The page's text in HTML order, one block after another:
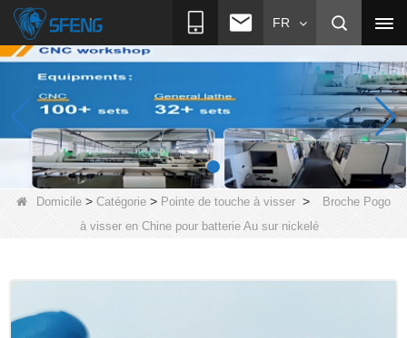
FR
Domicile > Catégorie > Pointe de touche à visser >
Broche Pogo
à visser en Chine pour batterie Au sur nickelé